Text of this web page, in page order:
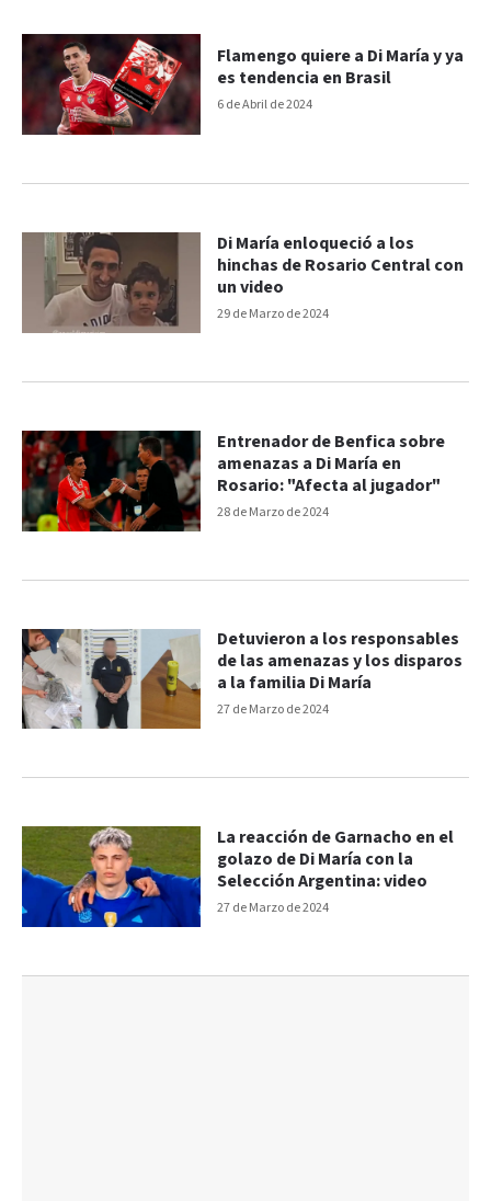
6 de Abril de 2024
Flamengo quiere a Di María y ya
es tendencia en Brasil
29 de Marzo de 2024
Di María enloqueció a los
hinchas de Rosario Central con
un video
28 de Marzo de 2024
Entrenador de Benfica sobre
amenazas a Di María en
Rosario: "Afecta al jugador"
27 de Marzo de 2024
Detuvieron a los responsables
de las amenazas y los disparos
a la familia Di María
27 de Marzo de 2024
La reacción de Garnacho en el
golazo de Di María con la
Selección Argentina: video